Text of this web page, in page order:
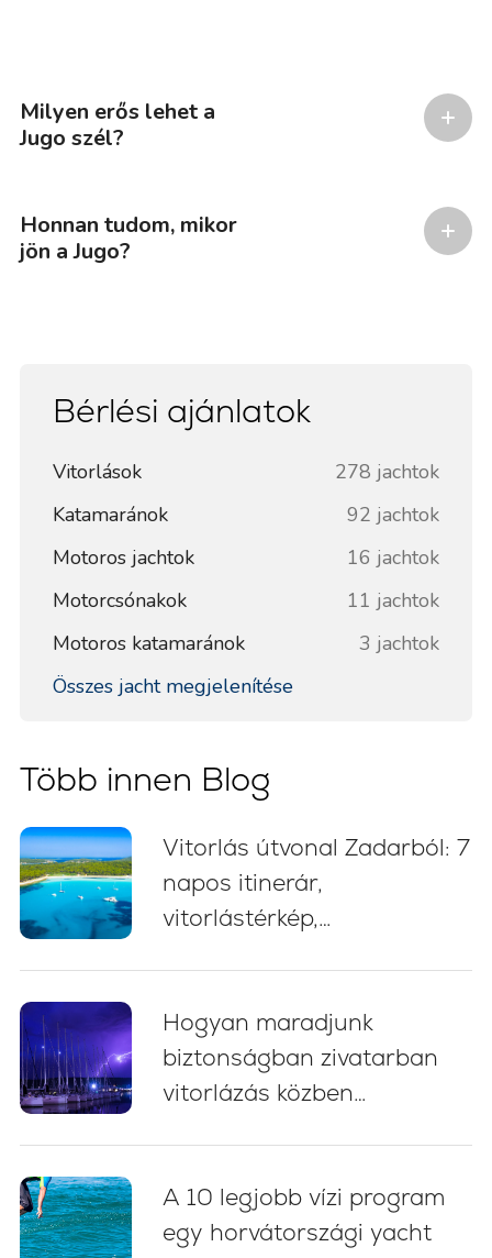
Milyen erős lehet a
Jugo szél?
Honnan tudom, mikor
jön a Jugo?
Bérlési ajánlatok
Vitorlások
278 jachtok
Katamaránok
92 jachtok
Motoros jachtok
16 jachtok
Motorcsónakok
11 jachtok
Motoros katamaránok
3 jachtok
Összes jacht megjelenítése
Több innen Blog
Vitorlás útvonal Zadarból: 7
napos itinerár,
vitorlástérkép,
Hogyan maradjunk
biztonságban zivatarban
vitorlázás közben
A 10 legjobb vízi program
egy horvátországi yacht